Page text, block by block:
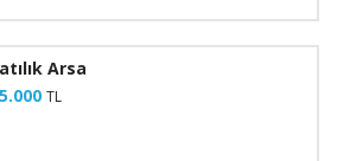
Arsa
TL